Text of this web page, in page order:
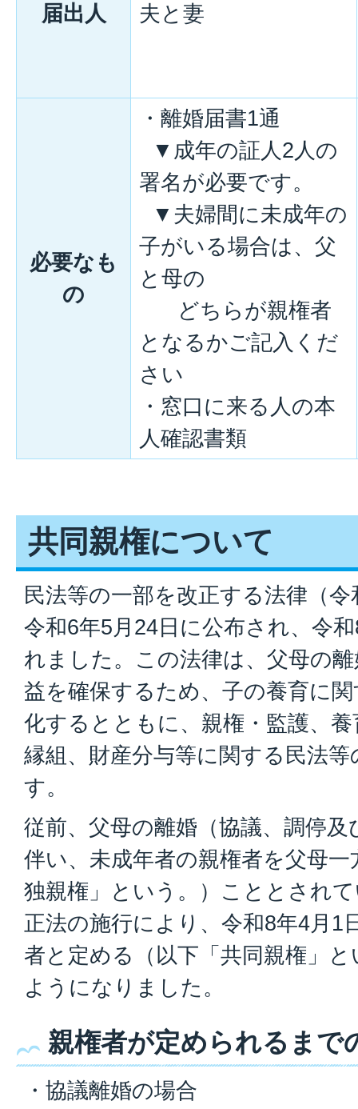
届出人 夫と妻
必要なも
の
・離婚届書1通
▼成年の証人2人の
署名が必要です。
▼夫婦間に未成年の
子がいる場合は、父
と母の
どちらが親権者
となるかご記入くだ
さい
・窓口に来る人の本
人確認書類
共同親権について
民法等の一部を改正する法律（
令和6年5月24日に公布され、令
れました。この法律は、父母の
益を確保するため、子の養育に
化するとともに、親権・監護、
縁組、財産分与等に関する民法
す。
従前、父母の離婚（協議、調停
伴い、未成年者の親権者を父母
独親権」という。）こととされ
正法の施行により、令和8年4月1
者と定める（以下「共同親権」
ようになりました。
親権者が定められるまで
・協議離婚の場合